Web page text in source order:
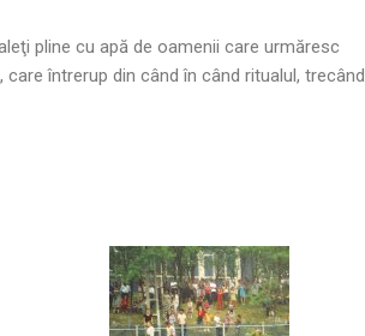
pline cu apă de oamenii care urmăresc
întrerup din când în când ritualul, trecând